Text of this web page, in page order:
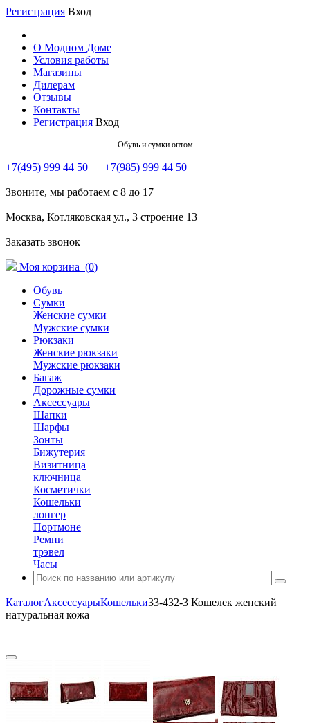
Регистрация Вход
О Модном Доме
Условия работы
Магазины
Дилерам
Отзывы
Контакты
Регистрация Вход
Обувь и сумки оптом
+7(495) 999 44 50 +7(985) 999 44 50
Звоните, мы работаем с 8 до 17
Москва, Котляковская ул., 3 строение 13
Заказать звонок
Моя корзина (0)
Обувь
Сумки
Женские сумки
Мужские сумки
Рюкзаки
Женские рюкзаки
Мужские рюкзаки
Багаж
Дорожные сумки
Аксессуары
Шапки
Шарфы
Зонты
Бижутерия
Визитница
ключница
Косметички
Кошельки
лонгер
Портмоне
Ремни
трэвел
Часы
КаталогАксессуарыКошельки33-432-3 Кошелек женский
натуральная кожа